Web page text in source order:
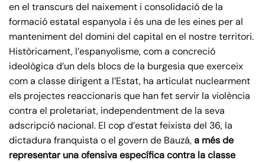
en el transcurs del naixement i consolidació de la
formació estatal espanyola i és una de les eines per al
manteniment del domini del capital en el nostre territori.
Històricament, l’espanyolisme, com a concreció
ideològica d’un dels blocs de la burgesia que exerceix
com a classe dirigent a l’Estat, ha articulat nuclearment
els projectes reaccionaris que han fet servir la violència
contra el proletariat, independentment de la seva
adscripció nacional. El cop d’estat feixista del 36, la
dictadura franquista o el govern de Bauzá,a més de
representar una ofensiva específica contra la classe